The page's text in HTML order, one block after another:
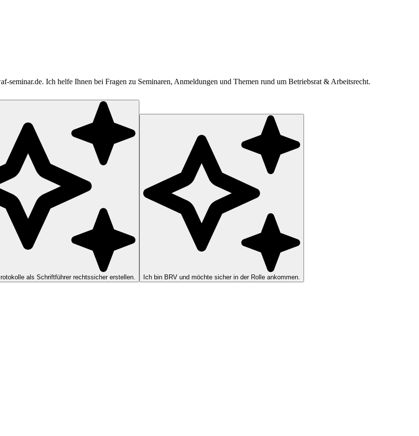
Ich helfe Ihnen bei Fragen zu Seminaren, Anmeldungen und Themen rund um Betriebsrat & Arbeitsrecht.
als Schriftführer rechtssicher erstellen. Ich bin BRV und möchte sicher in der Rolle ankommen.